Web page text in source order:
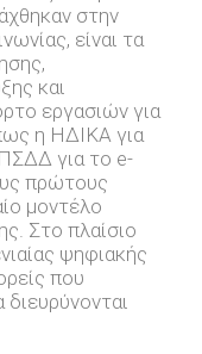
στην
είναι τα
και
εργασιών για
η ΗΔΙΚΑ για
για το e-
πρώτους
μοντέλο
Στο πλαίσιο
ψηφιακής
που